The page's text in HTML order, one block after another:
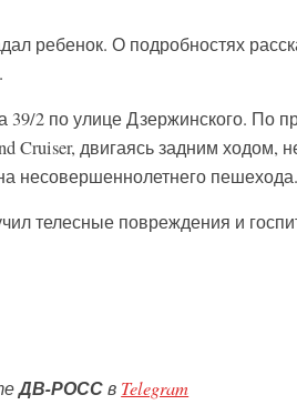
ребенок. О подробностях
2 по улице Дзержинского. По
Cruiser, двигаясь задним ходом,
несовершеннолетнего пешехода.
телесные повреждения и
ДВ-РОССв Telegram